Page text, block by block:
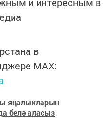
в
MАХ:
яңалыкларын
белә аласыз